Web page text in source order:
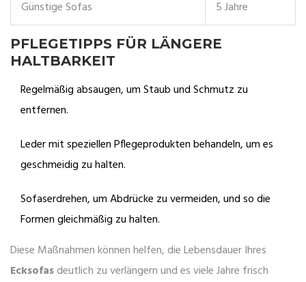
Günstige Sofas
5 Jahre
PFLEGETIPPS FÜR LÄNGERE
HALTBARKEIT
Regelmäßig absaugen, um Staub und Schmutz zu
entfernen.
Leder mit speziellen Pflegeprodukten behandeln, um es
geschmeidig zu halten.
Sofaserdrehen, um Abdrücke zu vermeiden, und so die
Formen gleichmäßig zu halten.
Diese Maßnahmen können helfen, die Lebensdauer Ihres
Ecksofasdeutlich zu verlängern und es viele Jahre frisch